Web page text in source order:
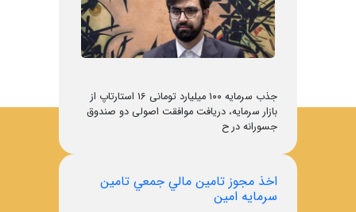
جذب سرمایه ۱۰۰ میلیارد تومانی ۱۶ استارتاپ از
بازار سرمایه، دریافت موافقت اصولی دو صندوق
جسورانه در ح
اخذ مجوز تامين مالي جمعي تامين
سرمايه امين